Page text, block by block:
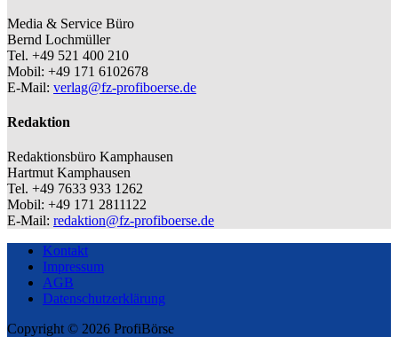
Media & Service Büro
Bernd Lochmüller
Tel. +49 521 400 210
Mobil: +49 171 6102678
E-Mail: verlag@fz-profiboerse.de
Redaktion
Redaktionsbüro Kamphausen
Hartmut Kamphausen
Tel. +49 7633 933 1262
Mobil: +49 171 2811122
E-Mail: redaktion@fz-profiboerse.de
Kontakt
Impressum
AGB
Datenschutzerklärung
Copyright © 2026 ProfiBörse